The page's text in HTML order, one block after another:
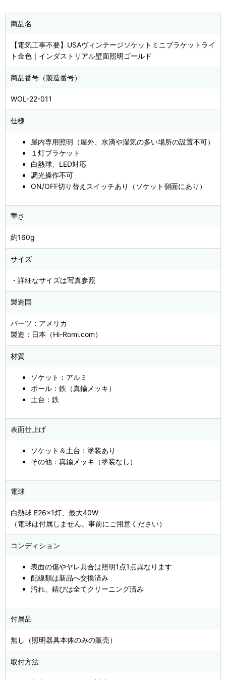
商品名
【電気工事不要】USAヴィンテージソケットミニブラケットライ
ト金色｜インダストリアル壁面照明ゴールド
商品番号（製造番号）
WOL-22-011
仕様
屋内専用照明（屋外、水滴や湿気の多い場所の設置不可）
１灯ブラケット
白熱球、LED対応
調光操作不可
ON/OFF切り替えスイッチあり（ソケット側面にあり）
重さ
約160g
サイズ
・詳細なサイズは写真参照
製造国
パーツ：アメリカ
製造：日本（Hi-Romi.com）
材質
ソケット：アルミ
ポール：鉄（真鍮メッキ）
土台：鉄
表面仕上げ
ソケット＆土台：塗装あり
その他：真鍮メッキ（塗装なし）
電球
白熱球 E26×1灯、最大40W
（電球は付属しません。事前にご用意ください）
コンディション
表面の傷やヤレ具合は照明1点1点異なります
配線類は新品へ交換済み
汚れ、錆びは全てクリーニング済み
付属品
無し（照明器具本体のみの販売）
取付方法